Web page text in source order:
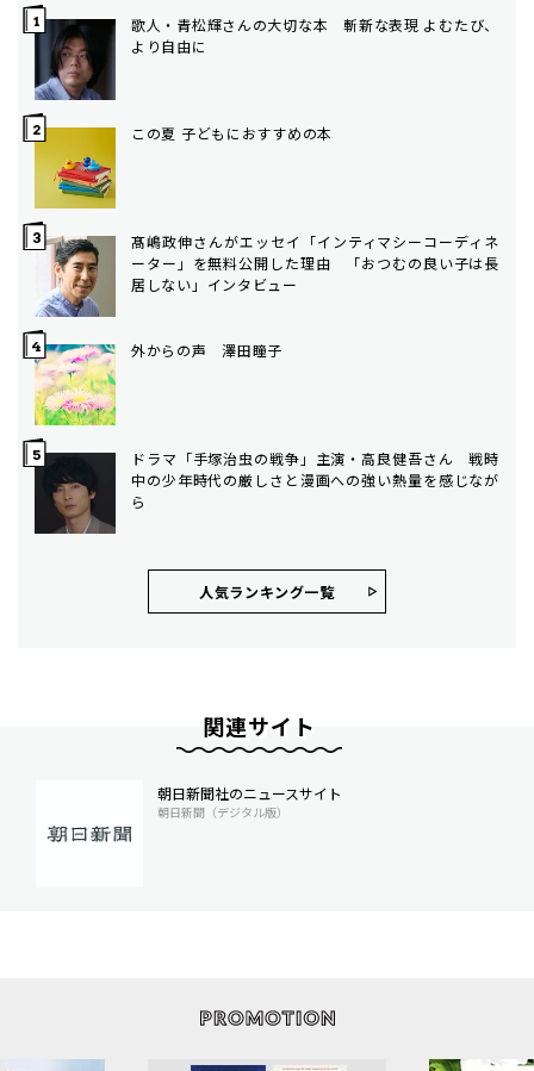
歌人・青松輝さんの大切な本 斬新な表現 よむたび、
より自由に
この夏 子どもにおすすめの本
髙嶋政伸さんがエッセイ「インティマシーコーディネ
ーター」を無料公開した理由 「おつむの良い子は長
居しない」インタビュー
外からの声 澤田瞳子
ドラマ「手塚治虫の戦争」主演・高良健吾さん 戦時
中の少年時代の厳しさと漫画への強い熱量を感じなが
ら
人気ランキング⼀覧
関連サイト
朝日新聞社のニュースサイト
朝日新聞（デジタル版）